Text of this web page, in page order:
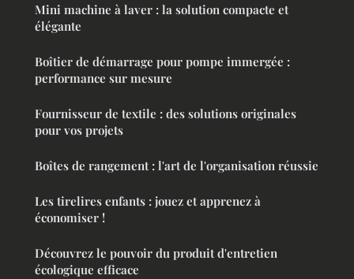
Mini machine à laver : la solution compacte et
élégante
Boîtier de démarrage pour pompe immergée :
performance sur mesure
Fournisseur de textile : des solutions originales
pour vos projets
Boîtes de rangement : l'art de l'organisation réussie
Les tirelires enfants : jouez et apprenez à
économiser !
Découvrez le pouvoir du produit d'entretien
écologique efficace